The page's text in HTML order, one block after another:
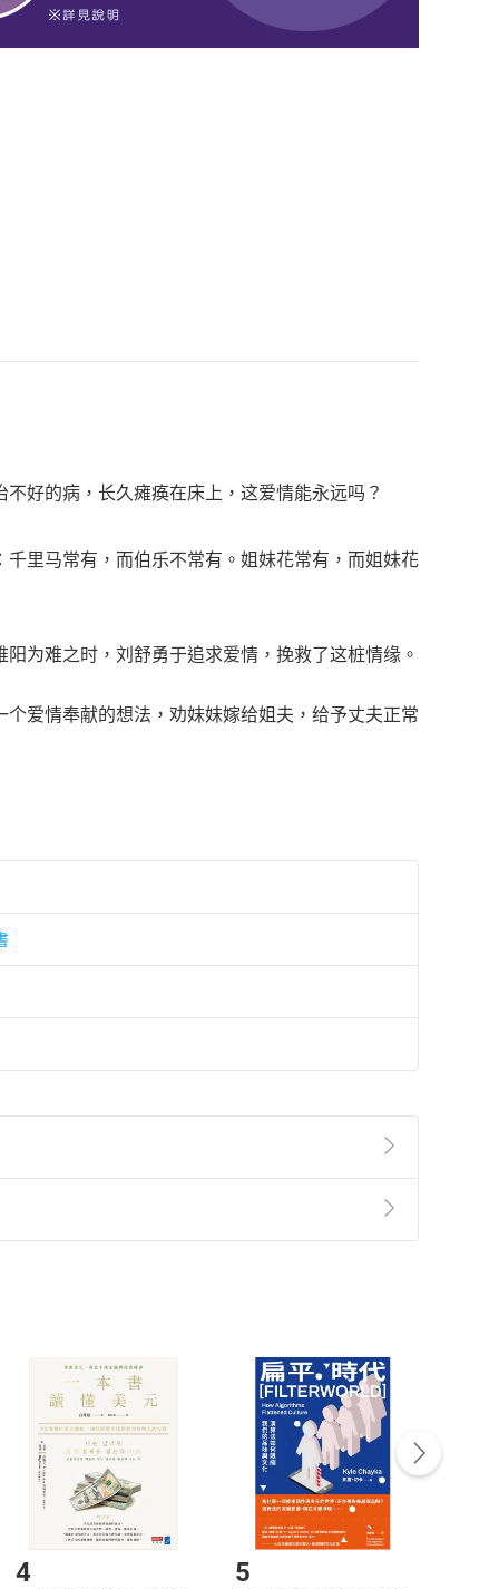
好的病，长久瘫痪在床上，这爱情能永远吗？
里马常有，而伯乐不常有。姐妹花常有，而姐妹花
为难之时，刘舒勇于追求爱情，挽救了这桩情缘。
爱情奉献的想法，劝妹妹嫁给姐夫，给予丈夫正常
第2條第5款之規定，「非以有形媒介提供之數位
點選「瀏覽訂單明細」 「申請取消訂單/退
貨。
付款方式
Payment
完成訂單
Complete
號，下載書籍後看書
4 5